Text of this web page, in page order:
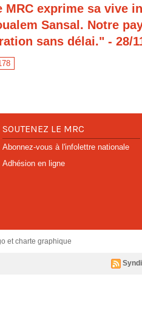
MRC exprime sa vive
Sansal. Notre
sans délai." - 28/
SOUTENEZ LE MRC
Abonnez-vous à l'infolettre nationale
Adhésion en ligne
et charte graphique